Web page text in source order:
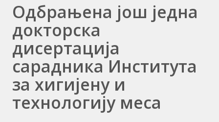
Одбрањена још једна
докторска
дисертација
сарадника Института
за хигијену и
технологију меса